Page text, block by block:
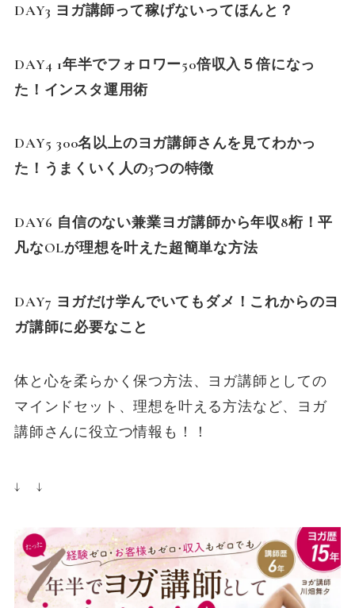
DAY3 ヨガ講師って稼げないってほんと？
DAY4 1年半でフォロワー50倍収入５倍になっ
た！インスタ運用術
DAY5 300名以上のヨガ講師さんを見てわかっ
た！うまくいく人の3つの特徴
DAY6 自信のない兼業ヨガ講師から年収8桁！平
凡なOLが理想を叶えた超簡単な方法
DAY7 ヨガだけ学んでいてもダメ！これからのヨ
ガ講師に必要なこと
体と心を柔らかく保つ方法、ヨガ講師としての
マインドセット、理想を叶える方法など、ヨガ
講師さんに役立つ情報も！！
↓ ↓